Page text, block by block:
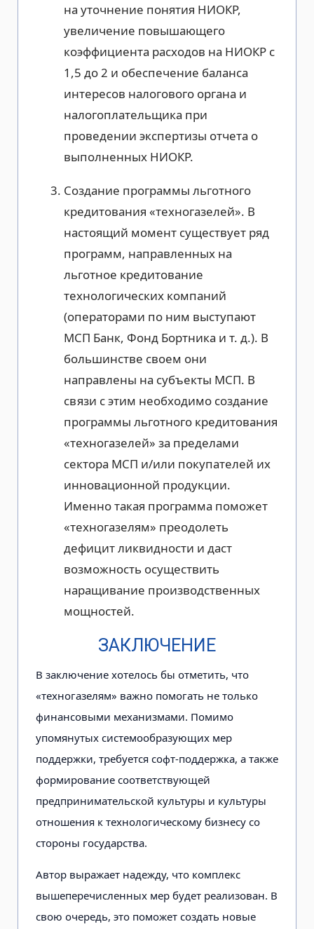
на уточнение понятия НИОКР,
увеличение повышающего
коэффициента расходов на НИОКР с
1,5 до 2 и обеспечение баланса
интересов налогового органа и
налогоплательщика при
проведении экспертизы отчета о
выполненных НИОКР.
Создание программы льготного
кредитования «техногазелей». В
настоящий момент существует ряд
программ, направленных на
льготное кредитование
технологических компаний
(операторами по ним выступают
МСП Банк, Фонд Бортника и т. д.). В
большинстве своем они
направлены на субъекты МСП. В
связи с этим необходимо создание
программы льготного кредитования
«техногазелей» за пределами
сектора МСП и/или покупателей их
инновационной продукции.
Именно такая программа поможет
«техногазелям» преодолеть
дефицит ликвидности и даст
возможность осуществить
наращивание производственных
мощностей.
ЗАКЛЮЧЕНИЕ
В заключение хотелось бы отметить, что
«техногазелям» важно помогать не только
финансовыми механизмами. Помимо
упомянутых системообразующих мер
поддержки, требуется софт-поддержка, а также
формирование соответствующей
предпринимательской культуры и культуры
отношения к технологическому бизнесу со
стороны государства.
Автор выражает надежду, что комплекс
вышеперечисленных мер будет реализован. В
свою очередь, это поможет создать новые